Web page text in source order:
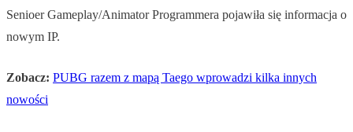
Senioer Gameplay/Animator Programmera pojawiła się informacja o
nowym IP.
Zobacz: PUBG razem z mapą Taego wprowadzi kilka innych
nowości